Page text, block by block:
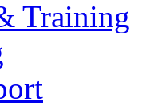
Training